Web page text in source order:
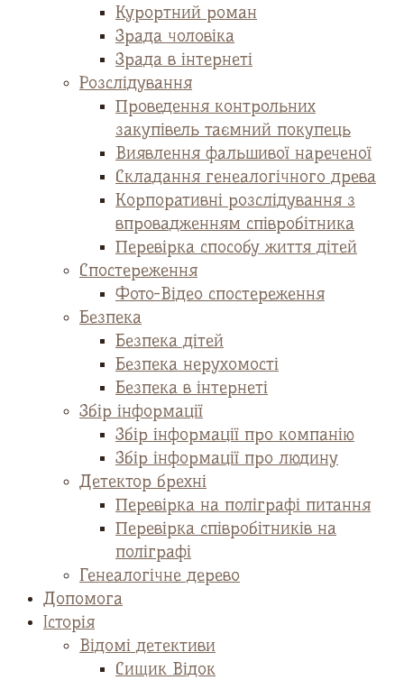
Курортний роман
Зрада чоловіка
Зрада в інтернеті
Розслідування
Проведення контрольних
закупівель таємний покупець
Виявлення фальшивої нареченої
Складання генеалогічного древа
Корпоративні розслідування з
впровадженням співробітника
Перевірка способу життя дітей
Спостереження
Фото-Відео спостереження
Безпека
Безпека дітей
Безпека нерухомості
Безпека в інтернеті
Збір інформації
Збір інформації про компанію
Збір інформації про людину
Детектор брехні
Перевірка на поліграфі питання
Перевірка співробітників на
поліграфі
Генеалогічне дерево
Допомога
Історія
Відомі детективи
Сищик Відок